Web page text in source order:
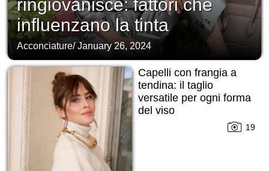
ringiovanisce: fattori che
influenzano la tinta
Acconciature/January 26, 2024
Capelli con frangia a
tendina: il taglio
versatile per ogni forma
del viso
19